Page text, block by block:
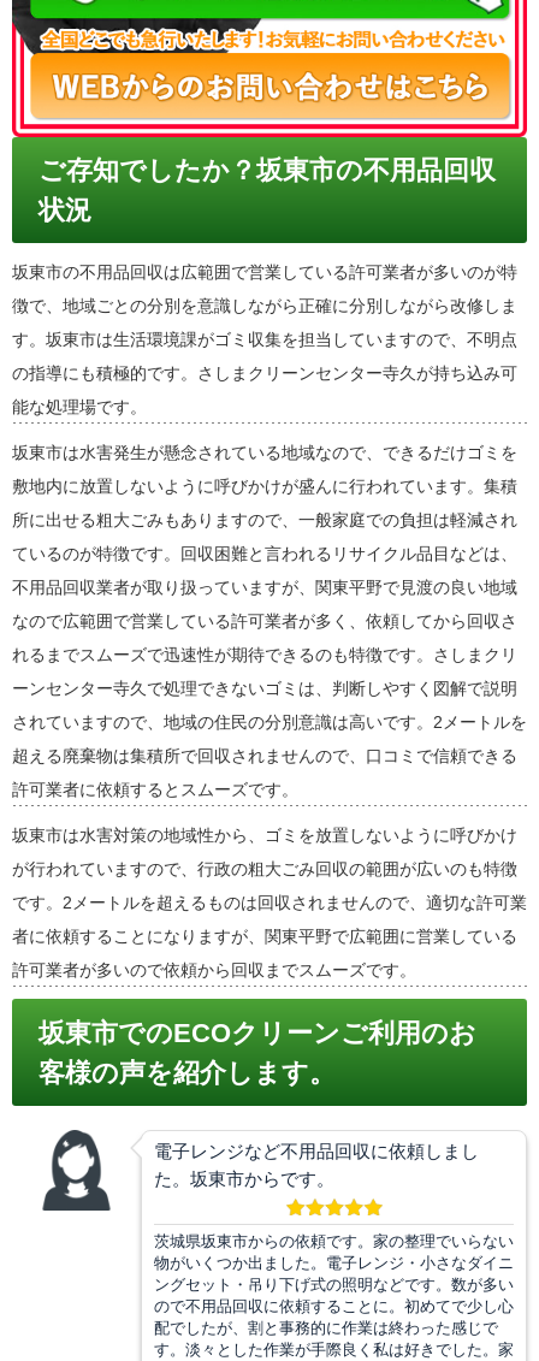
ご存知でしたか？坂東市の不用品回収
状況
坂東市の不用品回収は広範囲で営業している許可業者が多いのが特
徴で、地域ごとの分別を意識しながら正確に分別しながら改修しま
す。坂東市は生活環境課がゴミ収集を担当していますので、不明点
の指導にも積極的です。さしまクリーンセンター寺久が持ち込み可
能な処理場です。
坂東市は水害発生が懸念されている地域なので、できるだけゴミを
敷地内に放置しないように呼びかけが盛んに行われています。集積
所に出せる粗大ごみもありますので、一般家庭での負担は軽減され
ているのが特徴です。回収困難と言われるリサイクル品目などは、
不用品回収業者が取り扱っていますが、関東平野で見渡の良い地域
なので広範囲で営業している許可業者が多く、依頼してから回収さ
れるまでスムーズで迅速性が期待できるのも特徴です。さしまクリ
ーンセンター寺久で処理できないゴミは、判断しやすく図解で説明
されていますので、地域の住民の分別意識は高いです。2メートルを
超える廃棄物は集積所で回収されませんので、口コミで信頼できる
許可業者に依頼するとスムーズです。
坂東市は水害対策の地域性から、ゴミを放置しないように呼びかけ
が行われていますので、行政の粗大ごみ回収の範囲が広いのも特徴
です。2メートルを超えるものは回収されませんので、適切な許可業
者に依頼することになりますが、関東平野で広範囲に営業している
許可業者が多いので依頼から回収までスムーズです。
坂東市でのECOクリーンご利用のお
客様の声を紹介します。
電子レンジなど不用品回収に依頼しまし
た。坂東市からです。
茨城県坂東市からの依頼です。家の整理でいらない
物がいくつか出ました。電子レンジ・小さなダイニ
ングセット・吊り下げ式の照明などです。数が多い
ので不用品回収に依頼することに。初めてで少し心
配でしたが、割と事務的に作業は終わった感じで
す。淡々とした作業が手際良く私は好きでした。家